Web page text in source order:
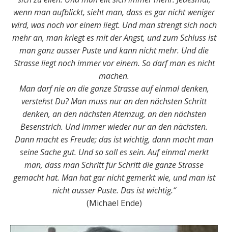
wenn man aufblickt, sieht man, dass es gar nicht weniger
wird, was noch vor einem liegt. Und man strengt sich noch
mehr an, man kriegt es mit der Angst, und zum Schluss ist
man ganz ausser Puste und kann nicht mehr. Und die
Strasse liegt noch immer vor einem. So darf man es nicht
machen.
Man darf nie an die ganze Strasse auf einmal denken,
verstehst Du? Man muss nur an den nächsten Schritt
denken, an den nächsten Atemzug, an den nächsten
Besenstrich. Und immer wieder nur an den nächsten.
Dann macht es Freude; das ist wichtig, dann macht man
seine Sache gut. Und so soll es sein. Auf einmal merkt
man, dass man Schritt für Schritt die ganze Strasse
gemacht hat. Man hat gar nicht gemerkt wie, und man ist
nicht ausser Puste. Das ist wichtig.“
(Michael Ende)